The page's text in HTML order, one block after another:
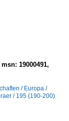
19000491,
/ Europa /
/ 195 (190-200)